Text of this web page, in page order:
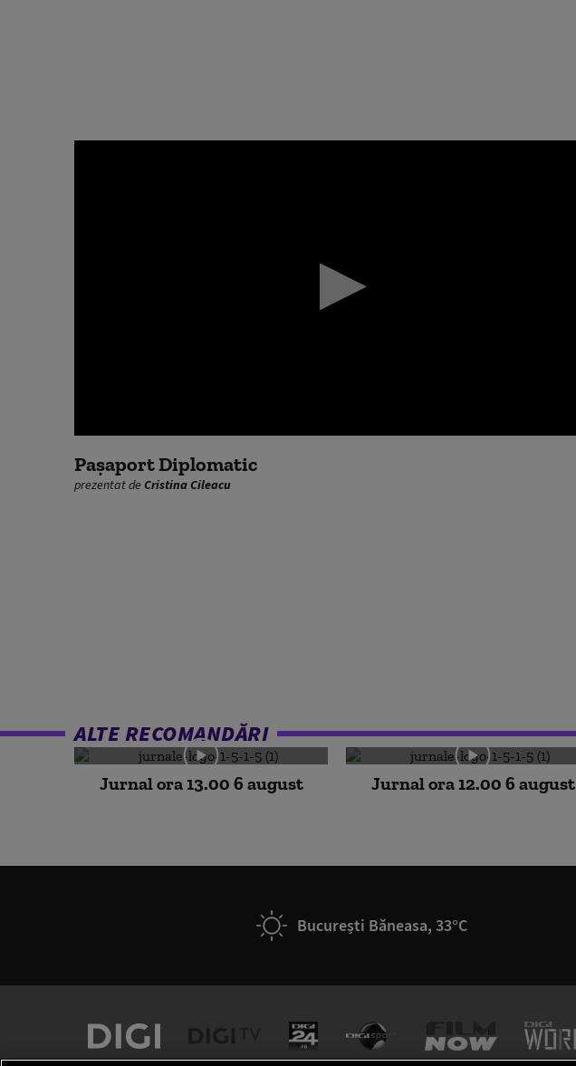
seconds
of
0
Pașaport Diplomatic
prezentat de Cristina Cileacu
ALTE RECOMANDĂRI
Jurnal ora 13.00 6 august Jurnal ora 12.00 6 august
București Băneasa, 33°C